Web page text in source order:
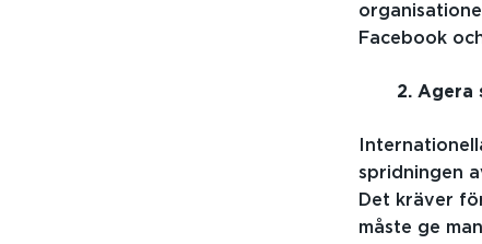
Facebook
2. Agera
spridningen
Det kräver
måste ge